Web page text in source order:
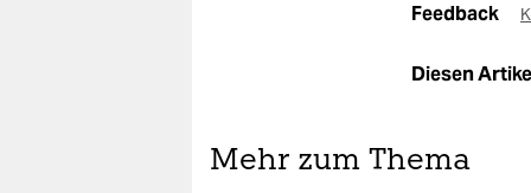
Feedback
Diesen
Mehr zum Thema